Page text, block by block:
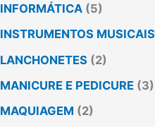
INFORMÁTICA (5)
INSTRUMENTOS MUSICAIS
LANCHONETES (2)
MANICURE E PEDICURE (3)
MAQUIAGEM (2)